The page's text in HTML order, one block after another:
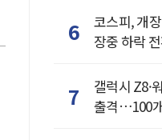
6
코스피, 개
장중 하락
7
갤럭시 Z8·
출격…100